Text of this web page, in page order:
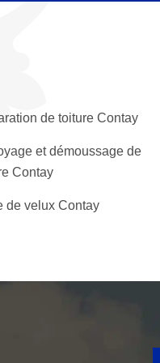
de toiture Contay
et démoussage de
Contay
de velux Contay